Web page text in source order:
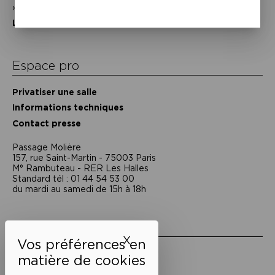
XMasquer le bandeau des
L’équipe
Espace pro
Privatiser une salle
Informations techniques
Contact presse
Passage Moliėre
157, rue Saint-Martin - 75003 Paris
M° Rambuteau - RER Les Halles
Standard tél : 01 44 54 53 00
du mardi au samedi de 15h à 18h
Mentions légales
Politique de confidentialité